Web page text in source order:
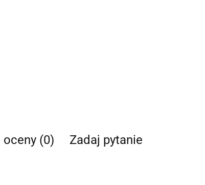
oceny (0) Zadaj pytanie